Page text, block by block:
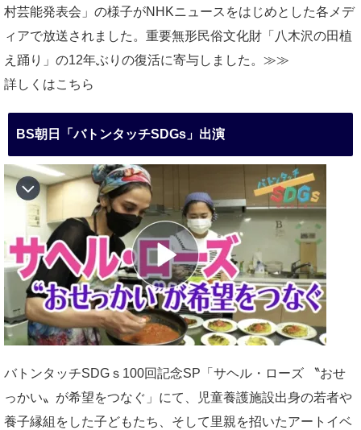
村芸能発表会」の様子がNHKニュースをはじめとした各メデ
ィアで放送されました。重要無形民俗文化財「八木沢の田植
え踊り」の12年ぶりの復活に寄与しました。≫≫
詳しくはこちら
BS朝日「バトンタッチSDGs」出演
バトンタッチSDGｓ100回記念SP「サヘル・ローズ 〝おせ
っかい〟が希望をつなぐ」にて、児童養護施設出身の若者や
養子縁組をした子どもたち、そして里親を招いたアートイベ